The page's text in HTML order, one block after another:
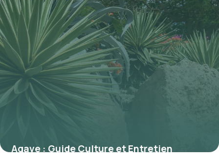
Agave : Guide Culture et Entretien